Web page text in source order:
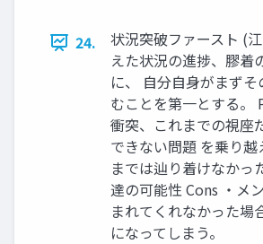
24.
状況突破ファースト (
えた状況の進捗、膠着
に、 ⾃分⾃⾝がまず
むことを第⼀とする。
衝突、これまでの視座
できない問題 を乗り越
までは辿り着けなかっ
達の可能性 Cons ・メ
まれてくれなかった場
になってしまう。